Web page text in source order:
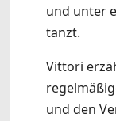
und unter
tanzt.
Vittori
und den